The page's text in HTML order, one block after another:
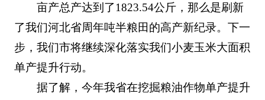
亩产总产达到了1823.54公斤，那么是刷新
了我们河北省周年吨半粮田的高产新纪录。下一
步，我们市将继续深化落实我们小麦玉米大面积
单产提升行动。
据了解，今年我省在挖掘粮油作物单产提升